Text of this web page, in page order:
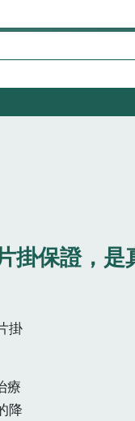
掛保證，是
掛
療
降